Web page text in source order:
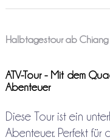
Halbtagestour ab
ATV-Tour - Mit dem
Abenteuer
Diese Tour ist ein
Abenteuer. Perfekt